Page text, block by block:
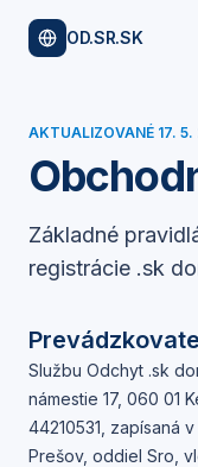
OD.SR.SK
AKTUALIZOVANÉ 17.
Základné
registrácie .sk
Službu Odchyt .sk
námestie 17, 060 01
44210531 , zapísaná v
Prešov, oddiel Sro,